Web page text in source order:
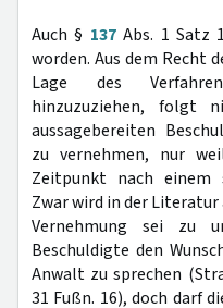
Auch § 137Abs. 1 Satz
worden. Aus dem Recht
Lage des
hinzuzuziehen, folgt
aussagebereiten
zu vernehmen, nur
Zeitpunkt nach einem
Zwar wird in der
Vernehmung sei zu
Beschuldigte den
Anwalt zu sprechen
31 Fußn. 16), doch darf